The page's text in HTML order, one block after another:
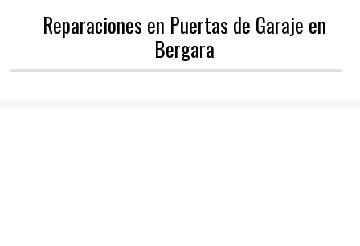
Reparaciones en Puertas de Garaje en
Bergara